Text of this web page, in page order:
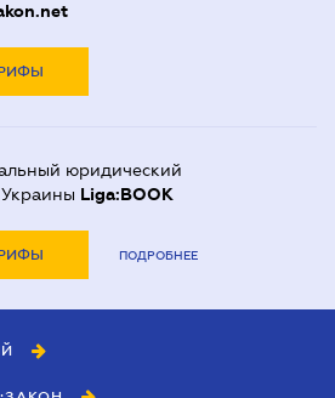
юридический
Украины Liga:BOOK
ПОДРОБНЕЕ